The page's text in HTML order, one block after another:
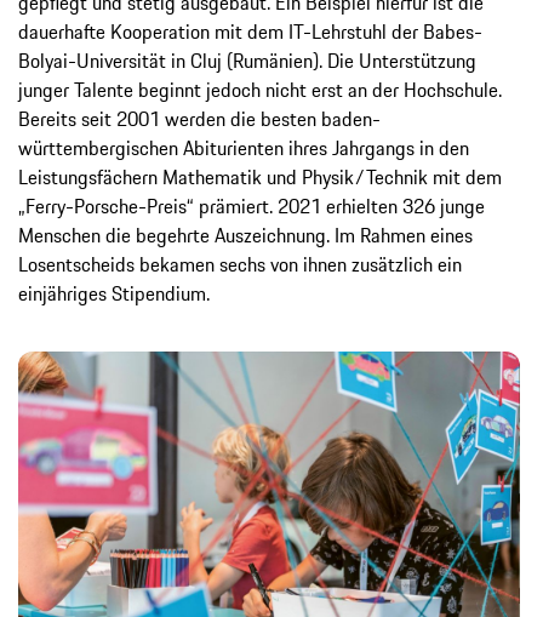
dauerhafte Kooperation mit dem IT-Lehrstuhl der Babes-
Bolyai-Universität in Cluj (Rumänien). Die Unterstützung
junger Talente beginnt jedoch nicht erst an der Hochschule.
Bereits seit 2001 werden die besten baden-
württembergischen Abiturienten ihres Jahrgangs in den
Leistungsfächern Mathematik und Physik/Technik mit dem
„Ferry-Porsche-Preis“ prämiert. 2021 erhielten 326 junge
Menschen die begehrte Auszeichnung. Im Rahmen eines
Losentscheids bekamen sechs von ihnen zusätzlich ein
einjähriges Stipendium.